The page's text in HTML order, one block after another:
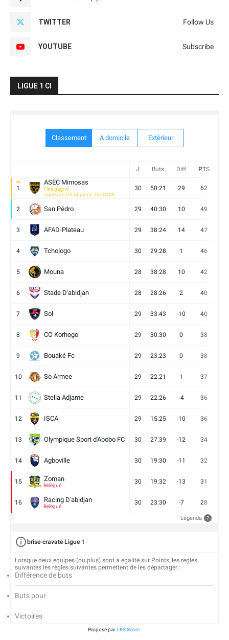
TWITTER Follow Us
YOUTUBE Subscribe
LIGUE 1 CI
Classement A domicile Extèrieur
J Buts Diff PTS
1
ASEC Mimosas
Titre gagné
Ligue des Champions de la CAF
30 50:21 29 62
2 San Pédro 29 40:30 10 49
3 AFAD-Plateau 29 38:24 14 47
4 Tchologo 30 29:28 1 46
5 Mouna 28 38:28 10 42
6 Stade D'abidjan 28 28:26 2 40
7 Sol 29 33:43 -10 40
8 CO Korhogo 29 30:30 0 38
9 Bouaké Fc 29 23:23 0 38
10 So Armee 29 22:21 1 37
11 Stella Adjame 29 22:26 -4 36
12 ISCA 29 15:25 -10 36
13 Olympique Sport d'Abobo FC 30 27:39 -12 34
14 Agboville 30 19:30 -11 32
15 Zoman
Relégué
30 19:32 -13 31
16 Racing D'abidjan
Relégué
30 23:30 -7 28
Legenda ?
brise-cravate Ligue 1
Lorsque deux équipes (ou plus) sont à égalité sur Points, les règles
suivantes les règles suivantes permettent de les départager :
Différence de buts
Buts pour
Victoires
Proposé par LKS Score